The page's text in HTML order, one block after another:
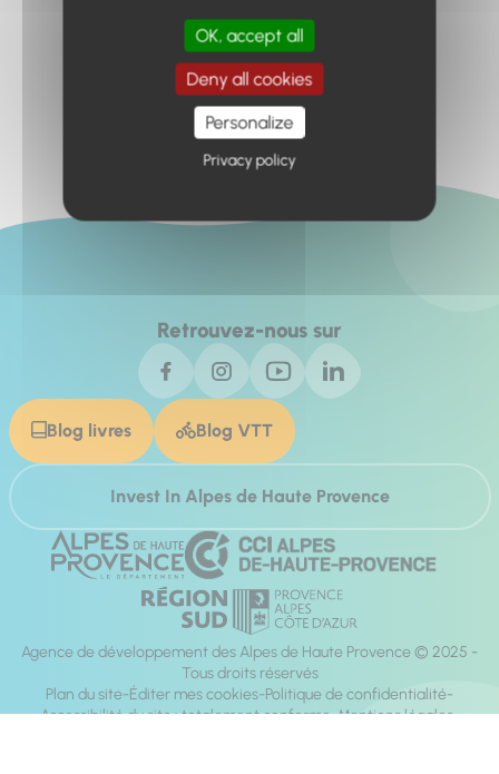
Retour à l'accueil
Retrouvez-nous sur
Blog livres Blog VTT
Invest In Alpes de Haute Provence
Agence de développement des Alpes de Haute Provence © 2025 -
Tous droits réservés
Plan du site Éditer mes cookies Politique de confidentialité
Accessibilité du site : totalement conforme Mentions légales
OK, accept all
Deny all cookies
Personalize
Privacy policy